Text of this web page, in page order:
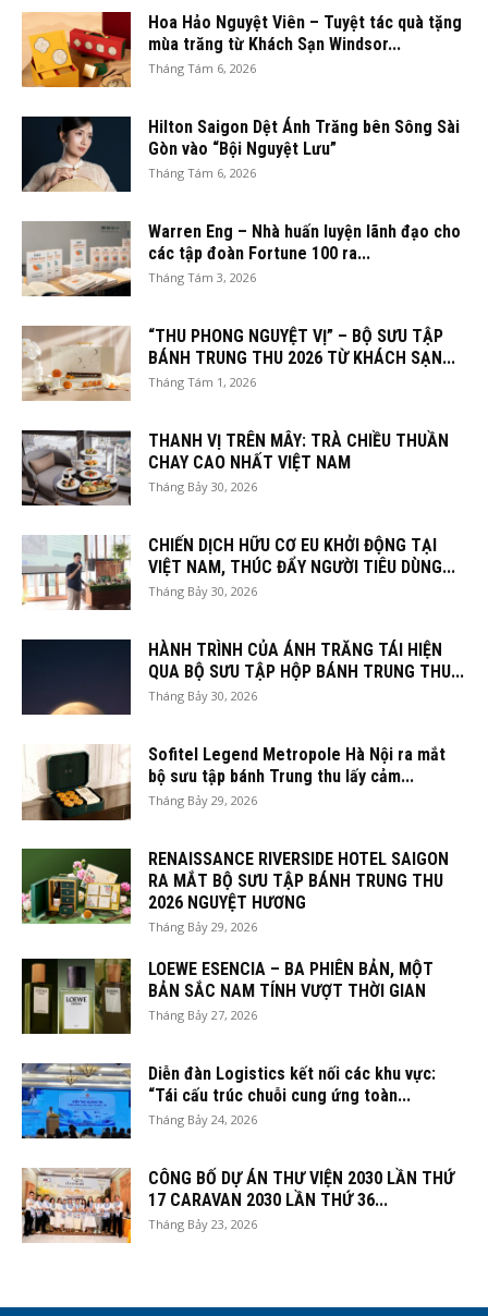
Hoa Hảo Nguyệt Viên – Tuyệt tác quà tặng
mùa trăng từ Khách Sạn Windsor...
Tháng Tám 6, 2026
Hilton Saigon Dệt Ánh Trăng bên Sông Sài
Gòn vào “Bội Nguyệt Lưu”
Tháng Tám 6, 2026
Warren Eng – Nhà huấn luyện lãnh đạo cho
các tập đoàn Fortune 100 ra...
Tháng Tám 3, 2026
“THU PHONG NGUYỆT VỊ” – BỘ SƯU TẬP
BÁNH TRUNG THU 2026 TỪ KHÁCH SẠN...
Tháng Tám 1, 2026
THANH VỊ TRÊN MÂY: TRÀ CHIỀU THUẦN
CHAY CAO NHẤT VIỆT NAM
Tháng Bảy 30, 2026
CHIẾN DỊCH HỮU CƠ EU KHỞI ĐỘNG TẠI
VIỆT NAM, THÚC ĐẨY NGƯỜI TIÊU DÙNG...
Tháng Bảy 30, 2026
HÀNH TRÌNH CỦA ÁNH TRĂNG TÁI HIỆN
QUA BỘ SƯU TẬP HỘP BÁNH TRUNG THU...
Tháng Bảy 30, 2026
Sofitel Legend Metropole Hà Nội ra mắt
bộ sưu tập bánh Trung thu lấy cảm...
Tháng Bảy 29, 2026
RENAISSANCE RIVERSIDE HOTEL SAIGON
RA MẮT BỘ SƯU TẬP BÁNH TRUNG THU
2026 NGUYỆT HƯƠNG
Tháng Bảy 29, 2026
LOEWE ESENCIA – BA PHIÊN BẢN, MỘT
BẢN SẮC NAM TÍNH VƯỢT THỜI GIAN
Tháng Bảy 27, 2026
Diễn đàn Logistics kết nối các khu vực:
“Tái cấu trúc chuỗi cung ứng toàn...
Tháng Bảy 24, 2026
CÔNG BỐ DỰ ÁN THƯ VIỆN 2030 LẦN THỨ
17 CARAVAN 2030 LẦN THỨ 36...
Tháng Bảy 23, 2026